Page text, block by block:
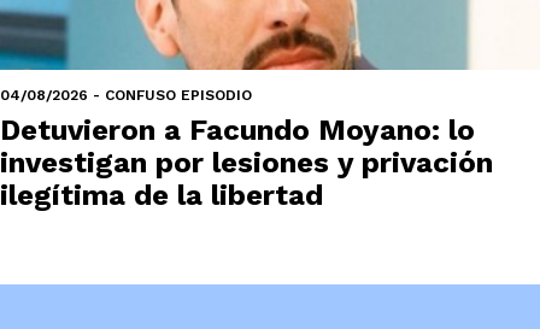
04/08/2026 - CONFUSO EPISODIO
Detuvieron a Facundo Moyano: lo
investigan por lesiones y privación
ilegítima de la libertad